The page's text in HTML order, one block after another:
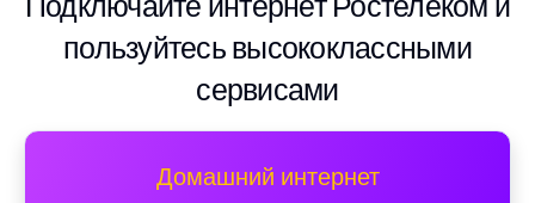
пользуйтесь высококлассными
сервисами
Домашний интернет